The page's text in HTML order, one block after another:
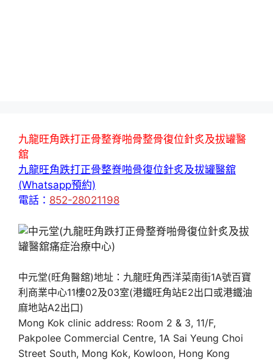
九龍旺角跌打正骨整脊啪骨整骨復位針炙及拔罐醫
舘
九龍旺角跌打正骨整脊啪骨復位針炙及拔罐醫舘
(Whatsapp預約)
電話： 852-28021198
中元堂(旺角醫舘)地址：九龍旺角西洋菜南街1A號百寶
利商業中心11樓02及03室(港鐵旺角站E2出口或港鐵油
麻地站A2出口)
Mong Kok clinic address: Room 2 & 3, 11/F,
Pakpolee Commercial Centre, 1A Sai Yeung Choi
Street South, Mong Kok, Kowloon, Hong Kong